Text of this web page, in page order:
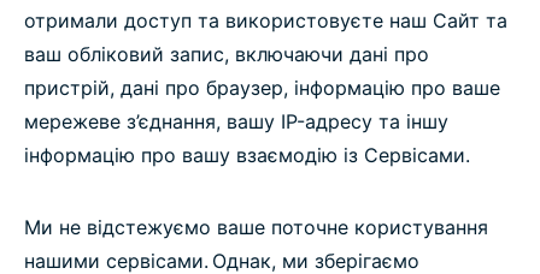
отримали доступ та використовуєте наш Сайт та
ваш обліковий запис, включаючи дані про
пристрій, дані про браузер, інформацію про ваше
мережеве з’єднання, вашу IP-адресу та іншу
інформацію про вашу взаємодію із Сервісами.
Ми не відстежуємо ваше поточне користування
нашими сервісами. Однак, ми зберігаємо